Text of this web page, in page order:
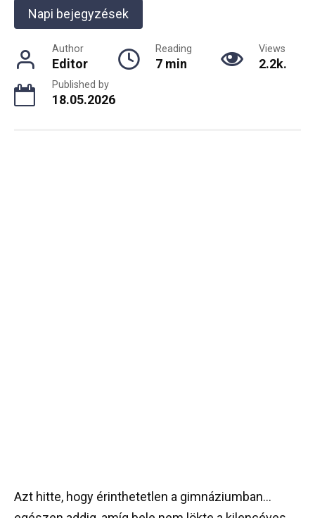
Napi bejegyzések
Author
Editor
Reading
7 min
Views
2.2k.
Published by
18.05.2026
Azt hitte, hogy érinthetetlen a gimnáziumban…